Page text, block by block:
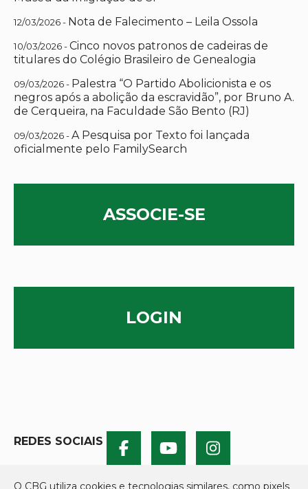
12/03/2026 - Nota de Falecimento – Leila Ossola
10/03/2026 -Cinco novos patronos de cadeiras de
titulares do Colégio Brasileiro de Genealogia
09/03/2026 - Palestra “O Partido Abolicionista e os
negros após a abolição da escravidão”, por Bruno A.
de Cerqueira, na Faculdade São Bento (RJ)
09/03/2026 -A Pesquisa por Texto foi lançada
oficialmente pelo FamilySearch
ASSOCIE-SE
LOGIN
REDES SOCIAIS
O CBG utiliza cookies e tecnologias similares, como pixels